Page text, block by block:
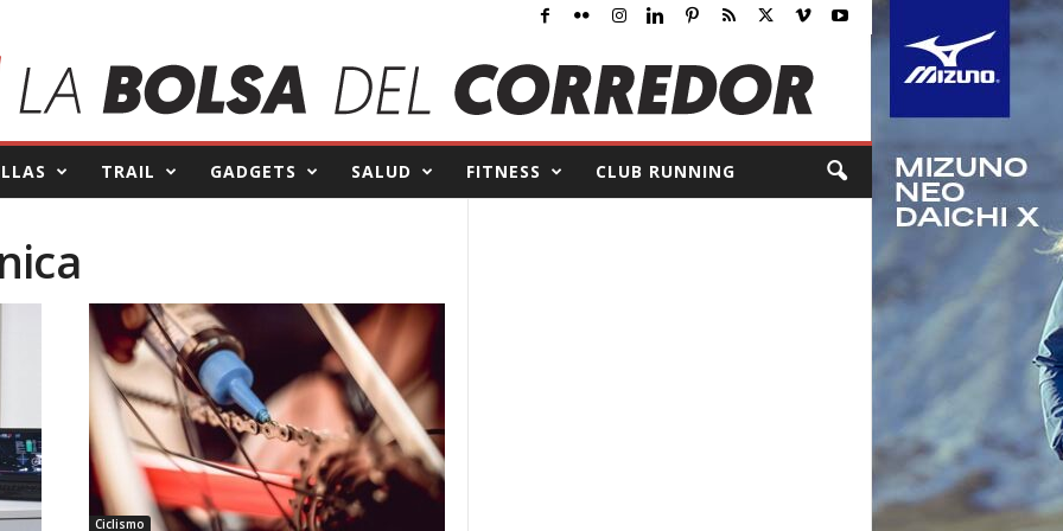
TRAIL GADGETS SALUD FITNESS CLUB RUNNING
Ciclismo